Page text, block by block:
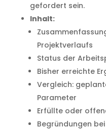
gefordert sein.
Inhalt:
Projektverlaufs
Status der
Bisher erreichte
Vergleich:
Parameter
Erfüllte oder
Begründungen